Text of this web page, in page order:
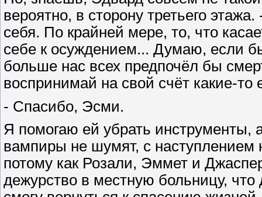
вероятно, в сторону третьего
себя. По крайней мере, то, что
себе к осуждением... Думаю, если
больше нас всех предпочёл бы
воспринимай на свой счёт какие-то
- Спасибо, Эсми.
Я помогаю ей убрать инструменты,
вампиры не шумят, с наступлением
потому как Розали, Эммет и
дежурство в местную больницу,